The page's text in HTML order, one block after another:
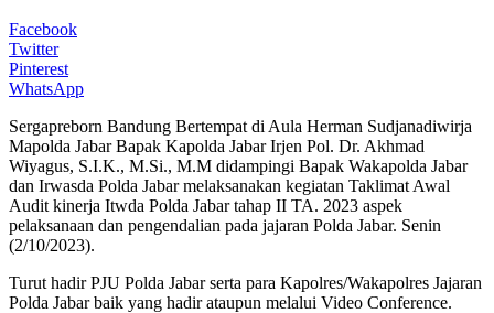
Facebook
Twitter
Pinterest
WhatsApp
Sergapreborn Bandung Bertempat di Aula Herman Sudjanadiwirja
Mapolda Jabar Bapak Kapolda Jabar Irjen Pol. Dr. Akhmad
Wiyagus, S.I.K., M.Si., M.M didampingi Bapak Wakapolda Jabar
dan Irwasda Polda Jabar melaksanakan kegiatan Taklimat Awal
Audit kinerja Itwda Polda Jabar tahap II TA. 2023 aspek
pelaksanaan dan pengendalian pada jajaran Polda Jabar. Senin
(2/10/2023).
Turut hadir PJU Polda Jabar serta para Kapolres/Wakapolres Jajaran
Polda Jabar baik yang hadir ataupun melalui Video Conference.